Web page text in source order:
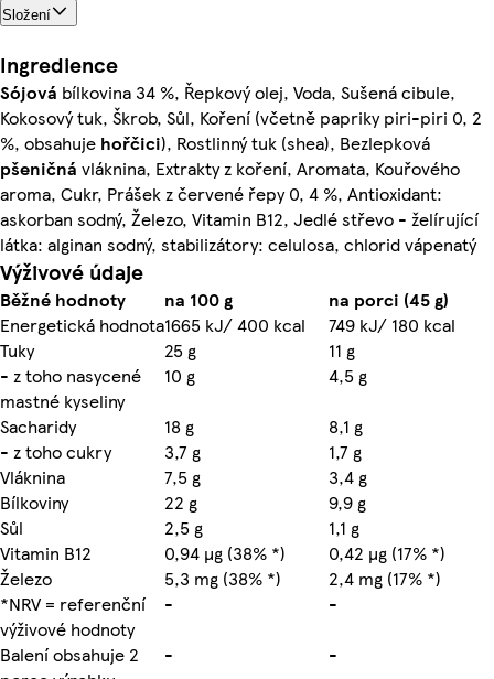
Složení
Ingredience
Sójová bílkovina 34 %, Řepkový olej, Voda, Sušená cibule,
Kokosový tuk, Škrob, Sůl, Koření (včetně papriky piri-piri 0, 2
%, obsahuje hořčici), Rostlinný tuk (shea), Bezlepková
pšeničná vláknina, Extrakty z koření, Aromata, Kouřového
aroma, Cukr, Prášek z červené řepy 0, 4 %, Antioxidant:
askorban sodný, Železo, Vitamin B12, Jedlé střevo - želírující
látka: alginan sodný, stabilizátory: celulosa, chlorid vápenatý
Výživové údaje
Běžné hodnoty na 100 g
na porci (45 g)
Energetická hodnota1665 kJ/ 400 kcal
749 kJ/ 180 kcal
Tuky
25 g
11 g
- z toho nasycené
mastné kyseliny
10 g
4,5 g
Sacharidy
18 g
8,1 g
- z toho cukry
3,7 g
1,7 g
Vláknina
7,5 g
3,4 g
Bílkoviny
22 g
9,9 g
Sůl
2,5 g
1,1 g
Vitamin B12
0,94 µg (38% *)
0,42 µg (17% *)
Železo
5,3 mg (38% *)
2,4 mg (17% *)
*NRV = referenční
výživové hodnoty
-
-
Balení obsahuje 2
- -